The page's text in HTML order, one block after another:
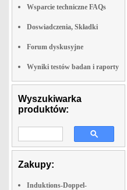
Wsparcie techniczne FAQs
Doswiadczenia, Składki
Forum dyskusyjne
Wyniki testów badan i raporty
Wyszukiwarka
produktów:
Zakupy:
Induktions-Doppel-